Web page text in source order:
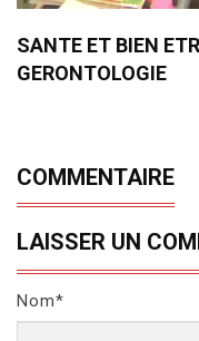
SANTE ET BIEN
GERONTOLOGIE
COMMENTAIRE
LAISSER UN
Nom*